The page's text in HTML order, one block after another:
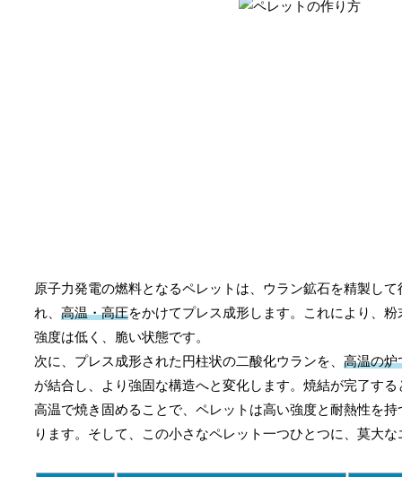
原子力発電の燃料となるペレットは、ウラン鉱石を精製し
れ、 高温・高圧をかけてプレス成形します。これにより、
強度は低く、脆い状態です。
次に、プレス成形された円柱状の二酸化ウランを、 高温の炉
が結合し、より強固な構造へと変化します。焼結が完了す
高温で焼き固めることで、ペレットは高い強度と耐熱性を
ります。そして、この小さなペレット一つひとつに、莫大